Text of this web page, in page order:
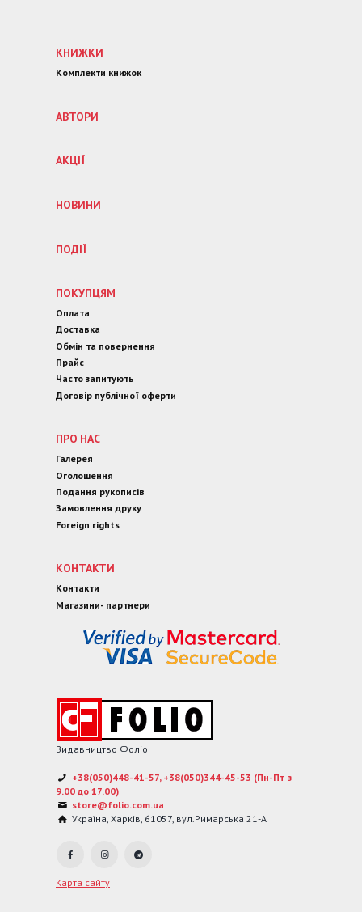
КНИЖКИ
Комплекти книжок
АВТОРИ
АКЦІЇ
НОВИНИ
ПОДІЇ
ПОКУПЦЯМ
Оплата
Доставка
Обмін та повернення
Прайс
Часто запитують
Договір публічної оферти
ПРО НАС
Галерея
Оголошення
Подання рукописів
Замовлення друку
Foreign rights
КОНТАКТИ
Контакти
Магазини- партнери
Видавництво Фоліо
+38(050)448-41-57, +38(050)344-45-53 (Пн-Пт з
9.00 до 17.00)
store@folio.com.ua
Україна Харків 61057, вул.Римарська 21-А
Карта сайту